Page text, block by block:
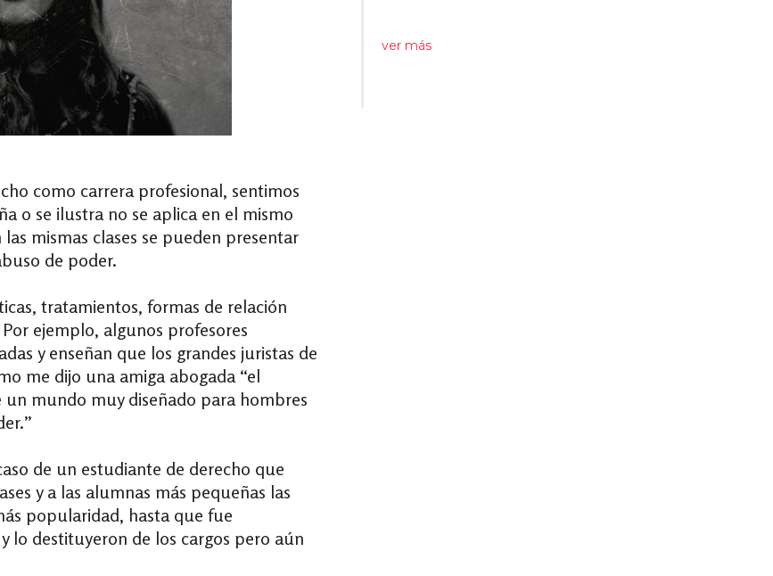
como carrera profesional, sentimos
o se ilustra no se aplica en el mismo
mismas clases se pueden presentar
de poder.
tratamientos, formas de relación
ejemplo, algunos profesores
y enseñan que los grandes juristas de
me dijo una amiga abogada “el
un mundo muy diseñado para hombres
de un estudiante de derecho que
y a las alumnas más pequeñas las
popularidad, hasta que fue
lo destituyeron de los cargos pero aún
ver más